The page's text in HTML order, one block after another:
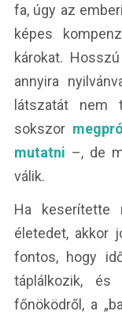
fa, úgy az
képes
károkat.
annyira
látszatát nem
sokszor
mutatni –, de
válik.
Ha keserítette
életedet, akkor
fontos, hogy
táplálkozik,
főnöködről, a